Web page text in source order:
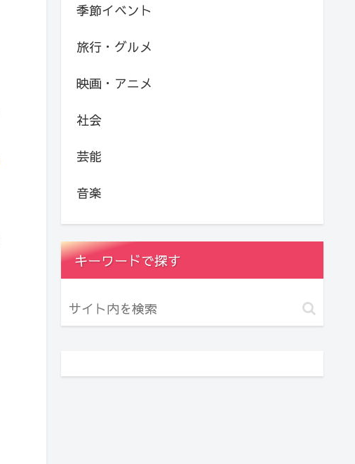
季節イベント
旅行・グルメ
映画・アニメ
社会
芸能
音楽
キーワードで探す